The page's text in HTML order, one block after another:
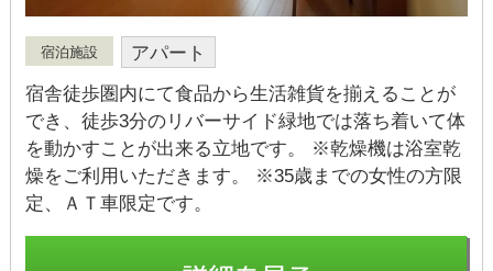
宿泊施設
アパート
宿舎徒歩圏内にて食品から生活雑貨を揃えることが
でき、徒歩3分のリバーサイド緑地では落ち着いて体
を動かすことが出来る立地です。 ※乾燥機は浴室乾
燥をご利用いただきます。 ※35歳までの女性の方限
定、ＡＴ車限定です。